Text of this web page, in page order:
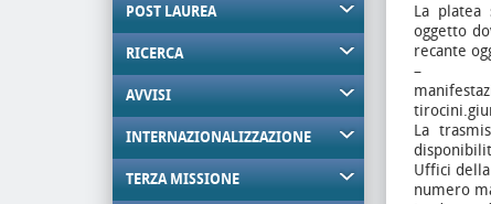
POST LAUREA
RICERCA
AVVISI
INTERNAZIONALIZZAZIONE
TERZA MISSIONE
La platea
oggetto
recante
–
La
Uffici
numero